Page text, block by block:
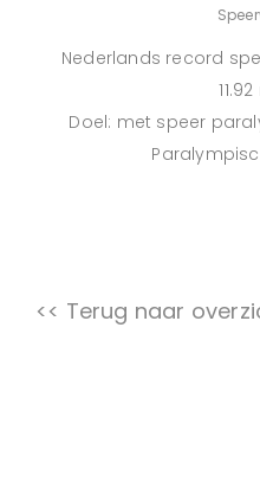
Nederlands record
Doel: met speer
<< Terug naar